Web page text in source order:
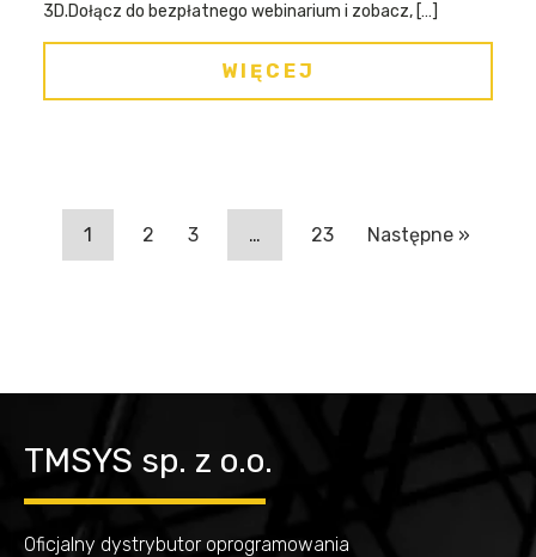
3D.Dołącz do bezpłatnego webinarium i zobacz, […]
WIĘCEJ
1 2 3 … 23 Następne »
TMSYS sp. z o.o.
Oficjalny dystrybutor oprogramowania